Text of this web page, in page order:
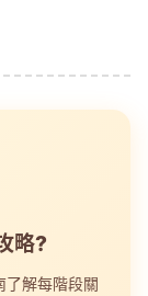
略?
解每階段關